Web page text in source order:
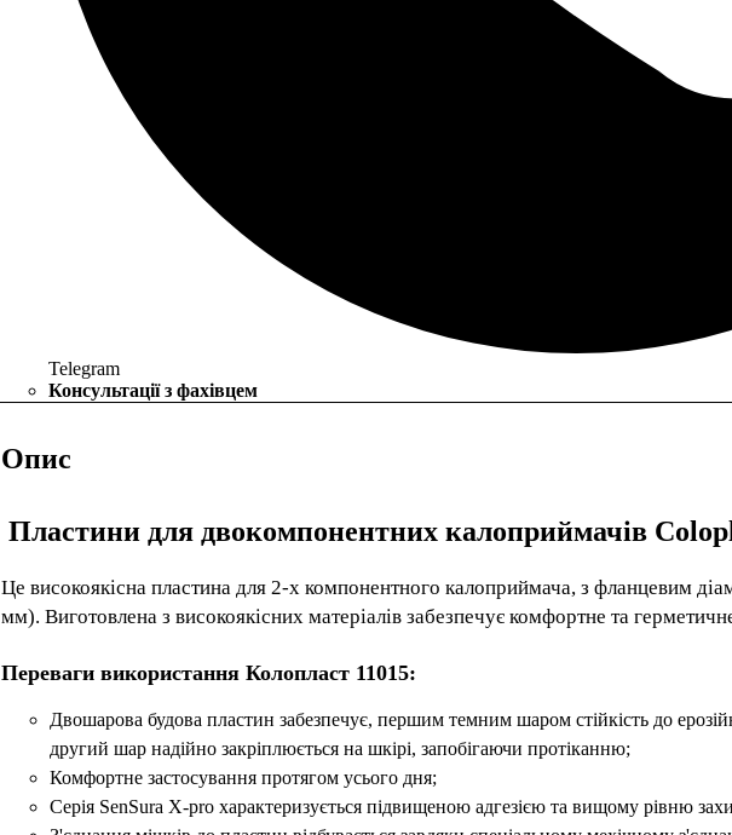
Telegram
Консультації з фахівцем
Опис
Пластини для двокомпонентних калоприймачів
Це високоякісна пластина для 2-х компонентного калоприймача, з фланцевим
мм). Виготовлена з високоякісних матеріалів забезпечує комфортне та
Переваги використання Колопласт 11015:
Двошарова будова пластин забезпечує, першим темним шаром стійкість до
другий шар надійно закріплюється на шкірі, запобігаючи протіканню;
Комфортне застосування протягом усього дня;
Серія SenSura X-pro характеризується підвищеною адгезією та вищому рівню